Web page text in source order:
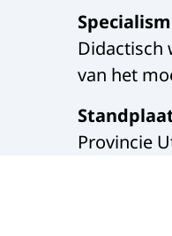
Didactisch
van het
Provincie